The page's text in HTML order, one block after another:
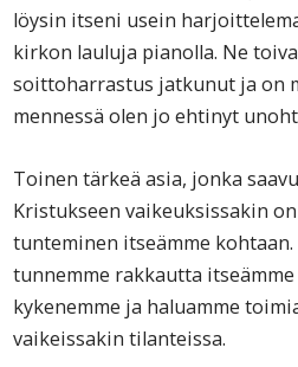
löysin itseni usein
kirkon lauluja pianolla. Ne
soittoharrastus jatkunut ja on
mennessä olen jo ehtinyt
Toinen tärkeä asia, jonka
Kristukseen vaikeuksissakin
tunteminen itseämme
tunnemme rakkautta
kykenemme ja haluamme
vaikeissakin tilanteissa.